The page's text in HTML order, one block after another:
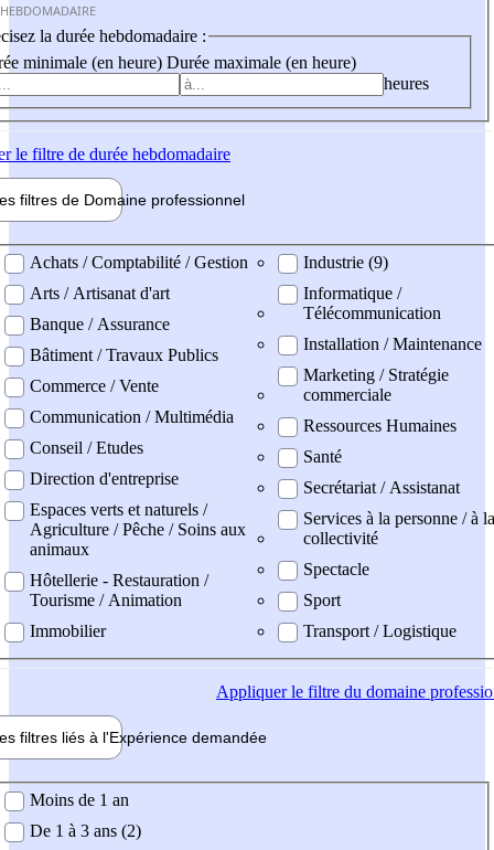
la durée hebdomadaire :
minimale (en heure) Durée maximale (en heure)
heures
le filtre de durée hebdomadaire
filtres de Domaine professionnel
professionel
Achats / Comptabilité / Gestion
Arts / Artisanat d'art
Banque / Assurance
Bâtiment / Travaux Publics
Commerce / Vente
Communication / Multimédia
Conseil / Etudes
Direction d'entreprise
Espaces verts et naturels /
Agriculture / Pêche / Soins aux
animaux
Hôtellerie - Restauration /
Tourisme / Animation
Immobilier
Industrie (9)
Informatique /
Télécommunication
Installation / Maintenance
Marketing / Stratégie
commerciale
Ressources Humaines
Santé
Secrétariat / Assistanat
Services à la personne / à la
collectivité
Spectacle
Sport
Transport / Logistique
Appliquerle filtre du domaine
filtres liés à l'Expérience demandée
demandée
Moins de 1 an
De 1 à 3 ans (2)